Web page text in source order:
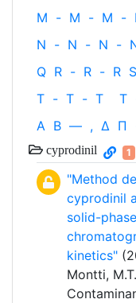
M - M - M -
N - N - N -
Q R - R - R S
T - T - T T
Α Β — , Δ Π
cyprodinil 1
"Method
cyprodinil
solid-
kinetics"
Montti,